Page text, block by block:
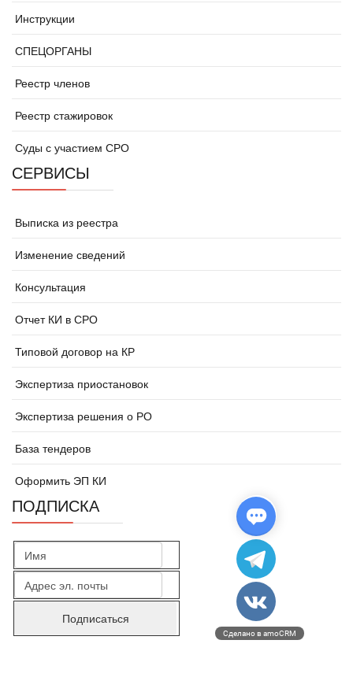
Инструкции
СПЕЦОРГАНЫ
Реестр членов
Реестр стажировок
Суды с участием СРО
СЕРВИСЫ
Выписка из реестра
Изменение сведений
Консультация
Отчет КИ в СРО
Типовой договор на КР
Экспертиза приостановок
Экспертиза решения о РО
База тендеров
Оформить ЭП КИ
ПОДПИСКА
Сделано в amoCRM